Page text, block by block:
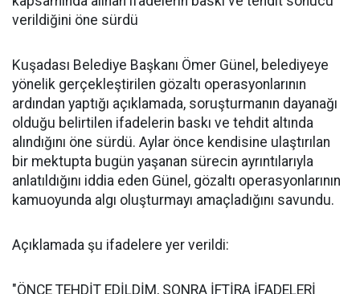
verildiğini öne sürdü
Kuşadası Belediye Başkanı Ömer Günel, belediyeye
yönelik gerçekleştirilen gözaltı operasyonlarının
ardından yaptığı açıklamada, soruşturmanın dayanağı
olduğu belirtilen ifadelerin baskı ve tehdit altında
alındığını öne sürdü. Aylar önce kendisine ulaştırılan
bir mektupta bugün yaşanan sürecin ayrıntılarıyla
anlatıldığını iddia eden Günel, gözaltı operasyonlarının
kamuoyunda algı oluşturmayı amaçladığını savundu.
Açıklamada şu ifadelere yer verildi:
"ÖNCE TEHDİT EDİLDİM, SONRA İFTİRA İFADELERİ